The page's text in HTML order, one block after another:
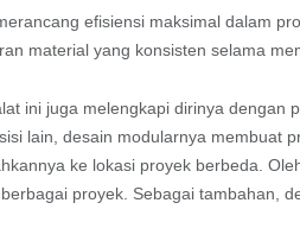
efisiensi maksimal dalam
material yang konsisten selama
ini juga melengkapi dirinya
lain, desain modularnya membuat
ke lokasi proyek berbeda.
proyek. Sebagai tambahan,